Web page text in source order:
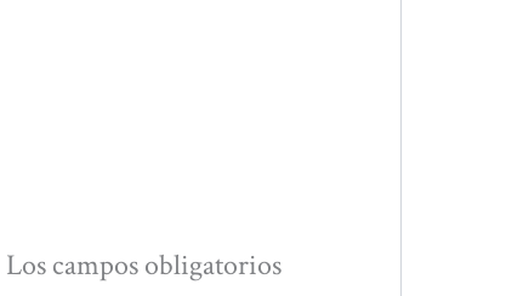
Los campos obligatorios